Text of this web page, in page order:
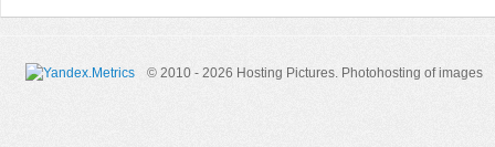
© 2010 - 2026 Hosting Pictures. Photohosting of images